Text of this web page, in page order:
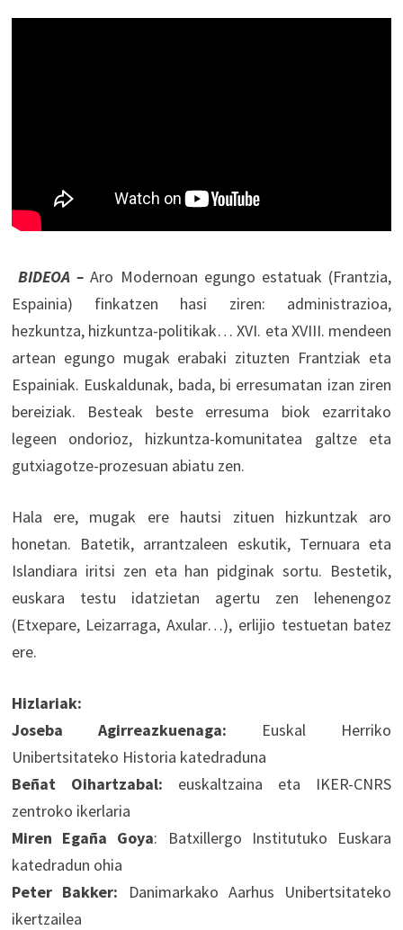
BIDEOA – Aro Modernoan egungo estatuak (Frantzia,
Espainia) finkatzen hasi ziren: administrazioa,
hezkuntza, hizkuntza-politikak… XVI. eta XVIII. mendeen
artean egungo mugak erabaki zituzten Frantziak eta
Espainiak. Euskaldunak, bada, bi erresumatan izan ziren
bereiziak. Besteak beste erresuma biok ezarritako
legeen ondorioz, hizkuntza-komunitatea galtze eta
gutxiagotze-prozesuan abiatu zen.
Hala ere, mugak ere hautsi zituen hizkuntzak aro
honetan. Batetik, arrantzaleen eskutik, Ternuara eta
Islandiara iritsi zen eta han pidginak sortu. Bestetik,
euskara testu idatzietan agertu zen lehenengoz
(Etxepare, Leizarraga, Axular…), erlijio testuetan batez
ere.
Hizlariak:
Joseba Agirreazkuenaga: Euskal Herriko
Unibertsitateko Historia katedraduna
Beñat Oihartzabal: euskaltzaina eta IKER-CNRS
zentroko ikerlaria
Miren Egaña Goya: Batxillergo Institutuko Euskara
katedradun ohia
Peter Bakker: Danimarkako Aarhus Unibertsitateko
ikertzailea